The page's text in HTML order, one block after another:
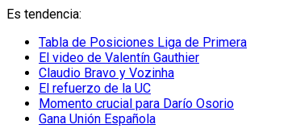
Es tendencia:
Tabla de Posiciones Liga de Primera
El video de Valentín Gauthier
Claudio Bravo y Vozinha
El refuerzo de la UC
Momento crucial para Darío Osorio
Gana Unión Española